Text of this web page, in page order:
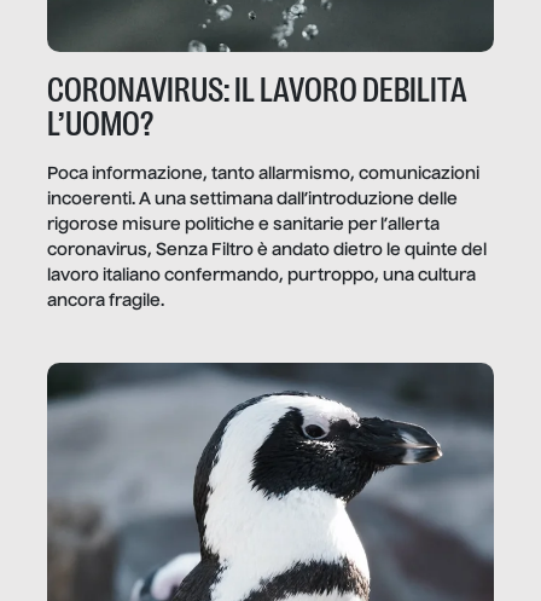
CORONAVIRUS: IL LAVORO DEBILITA
L’UOMO?
Poca informazione, tanto allarmismo, comunicazioni
incoerenti. A una settimana dall’introduzione delle
rigorose misure politiche e sanitarie per l’allerta
coronavirus, Senza Filtro è andato dietro le quinte del
lavoro italiano confermando, purtroppo, una cultura
ancora fragile.